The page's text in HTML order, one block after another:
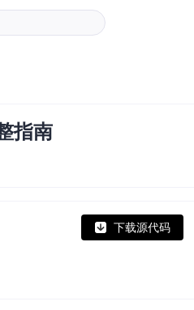
指南
下载源代码